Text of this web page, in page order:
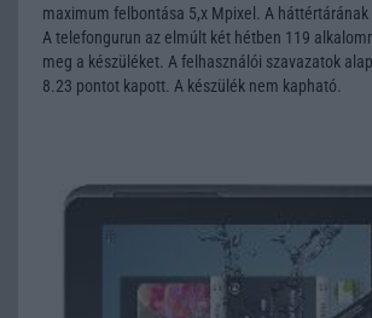
maximum felbontása 5,x Mpixel. A háttértárának
A telefongurun az elmúlt két hétben 119
meg a készüléket. A felhasználói szavazatok
8.23 pontot kapott. A készülék nem kapható.